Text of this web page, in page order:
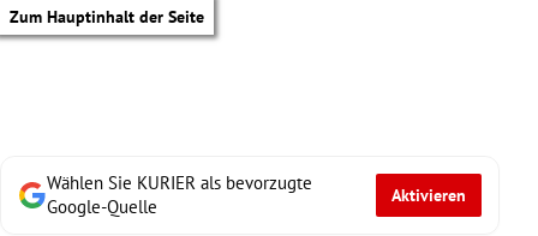
Zum Hauptinhalt der Seite
Wählen Sie KURIER als bevorzugte
Google-Quelle
Aktivieren